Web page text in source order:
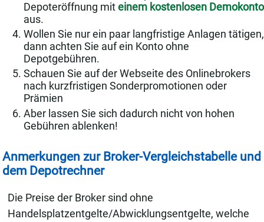
Depoteröffnung miteinem kostenlosen Demokonto
aus.
Wollen Sie nur ein paar langfristige Anlagen tätigen,
dann achten Sie auf ein Konto ohne
Depotgebühren.
Schauen Sie auf der Webseite des Onlinebrokers
nach kurzfristigen Sonderpromotionen oder
Prämien
Aber lassen Sie sich dadurch nicht von hohen
Gebühren ablenken!
Anmerkungen zur Broker-Vergleichstabelle und
dem Depotrechner
Die Preise der Broker sind ohne
Handelsplatzentgelte/Abwicklungsentgelte, welche